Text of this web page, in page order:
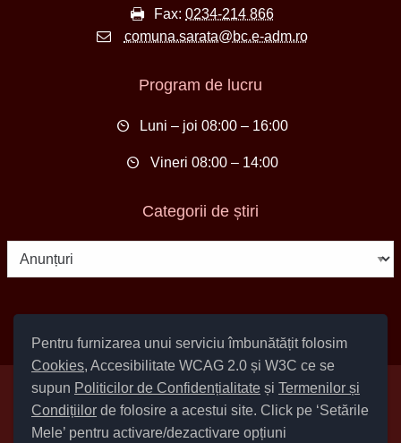
Pentru furnizarea unui serviciu îmbunătățit folosim
Cookies, Accesibilitate WCAG 2.0 și W3C ce se
supun Politicilor de Confidențialitate și Termenilor și
Condițiilor de folosire a acestui site. Click pe ‘Setările
Mele’ pentru activare/dezactivare opțiuni
Fax: 0234-214 866
comuna.sarata@bc.e-adm.ro
Program de lucru
Luni – joi 08:00 – 16:00
Vineri 08:00 – 14:00
Categorii de știri
Categorii
de
Setări Cookies și Accesibilitate
Informare cu privire la prelucrarea datelor|
Politică de utilizare